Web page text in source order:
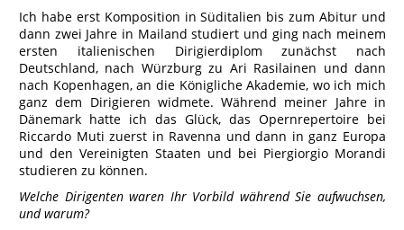
Ich habe erst Komposition in Süditalien bis zum Abitur und
dann zwei Jahre in Mailand studiert und ging nach meinem
ersten italienischen Dirigierdiplom zunächst nach
Deutschland, nach Würzburg zu Ari Rasilainen und dann
nach Kopenhagen, an die Königliche Akademie, wo ich mich
ganz dem Dirigieren widmete. Während meiner Jahre in
Dänemark hatte ich das Glück, das Opernrepertoire bei
Riccardo Muti zuerst in Ravenna und dann in ganz Europa
und den Vereinigten Staaten und bei Piergiorgio Morandi
studieren zu können.
Welche Dirigenten waren Ihr Vorbild während Sie aufwuchsen,
und warum?